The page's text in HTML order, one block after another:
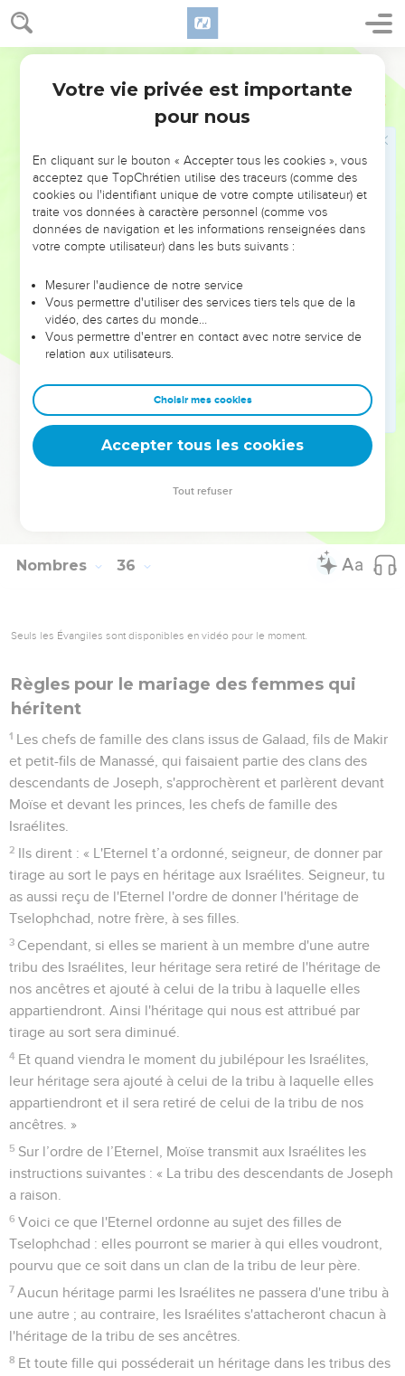
Nombres 35
27 et que le vengeur du sang le rencontre à l’extérieur du
territoire de la ville de refuge et le tue, il ne sera pas
En effet, l’auteur de l’homicide doit rester dans sa ville de
refuge jusqu'à la mort du grand-prêtre. Ce n’est qu’après la
mort du grand-prêtre qu’il pourra retourner dans sa propriété.
» Voici les prescriptions relatives au droit et valables pour
vous au fil des générations, où que vous habitiez.
» Si un homme en tue un autre, c’est sur la déposition de
plusieurs témoins qu’on le mettra à mort. Un seul témoin ne
» Vous n'accepterez pas de rançon en échange de la vie
d'un meurtrier qui mérite la mort : il sera puni de mort.
Vous n'accepterez pas de rançon qui lui permette de
s'enfuir dans sa ville de refuge et de retourner habiter
ailleurs dans le pays après la mort du prêtre.
Vous ne souillerez pas le pays où vous serez. En effet, le
sang souille le pays. La seule façon pour le pays d’expier le
sang qui y sera versé sera de verser le sang du meurtrier.
Vous ne rendrez pas impur le pays où vous allez vous
Nombres 36
Seuls les Évangiles sont disponibles en vidéo pour le moment.
Règles pour le mariage des femmes qui
héritent
1 Les chefs de famille des clans issus de Galaad, fils de Makir
et petit-fils de Manassé, qui faisaient partie des clans des
descendants de Joseph, s'approchèrent et parlèrent devant
Moïse et devant les princes, les chefs de famille des
Israélites.
2 Ils dirent : « L'Eternel t’a ordonné, seigneur, de donner par
tirage au sort le pays en héritage aux Israélites. Seigneur, tu
as aussi reçu de l'Eternel l'ordre de donner l'héritage de
Tselophchad, notre frère, à ses filles.
3 Cependant, si elles se marient à un membre d'une autre
tribu des Israélites, leur héritage sera retiré de l'héritage de
nos ancêtres et ajouté à celui de la tribu à laquelle elles
appartiendront. Ainsi l'héritage qui nous est attribué par
tirage au sort sera diminué.
4 Et quand viendra le moment du jubilépour les Israélites,
leur héritage sera ajouté à celui de la tribu à laquelle elles
appartiendront et il sera retiré de celui de la tribu de nos
ancêtres. »
5 Sur l’ordre de l’Eternel, Moïse transmit aux Israélites les
instructions suivantes : « La tribu des descendants de Joseph
a raison.
6 Voici ce que l'Eternel ordonne au sujet des filles de
Tselophchad : elles pourront se marier à qui elles voudront,
pourvu que ce soit dans un clan de la tribu de leur père.
7 Aucun héritage parmi les Israélites ne passera d'une tribu à
une autre ; au contraire, les Israélites s'attacheront chacun à
l'héritage de la tribu de ses ancêtres.
8 Et toute fille qui posséderait un héritage dans les tribus des
Votre vie privée est importante
pour nous
En cliquant sur le bouton « Accepter tous les cookies », vous
acceptez que TopChrétien utilise des traceurs (comme des
cookies ou l'identifiant unique de votre compte utilisateur) et
traite vos données à caractère personnel (comme vos
données de navigation et les informations renseignées dans
votre compte utilisateur) dans les buts suivants :
Mesurer l'audience de notre service
Vous permettre d'utiliser des services tiers tels que de la
vidéo, des cartes du monde…
Vous permettre d'entrer en contact avec notre service de
relation aux utilisateurs.
Choisir mes cookies
Accepter tous les cookies
Tout refuser